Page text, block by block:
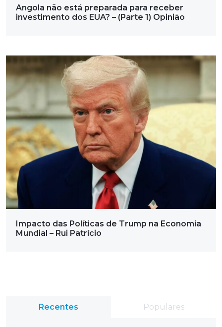
Angola não está preparada para receber
investimento dos EUA? – (Parte 1) Opinião
Impacto das Políticas de Trump na Economia
Mundial – Rui Patrício
Recentes Populares